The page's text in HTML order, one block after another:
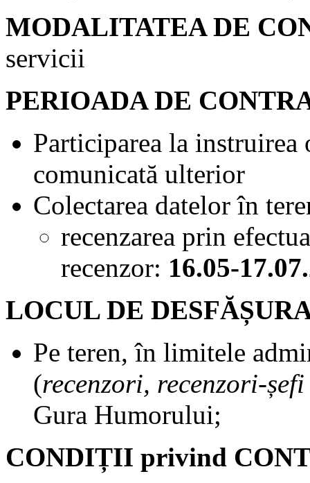
MODALITATEA DE
servicii
PERIOADA DE
Participarea la instruirea
comunicată ulterior
Colectarea datelor în
recenzarea prin
recenzor: 16.05-
LOCUL DE
Pe teren, în limitele
(recenzori, recenzori-
Gura Humorului;
CONDIȚII privind